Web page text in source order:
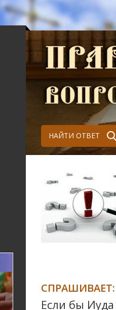
НАЙТИ ОТВЕТ
СПРАШИВАЕТ:
Если бы